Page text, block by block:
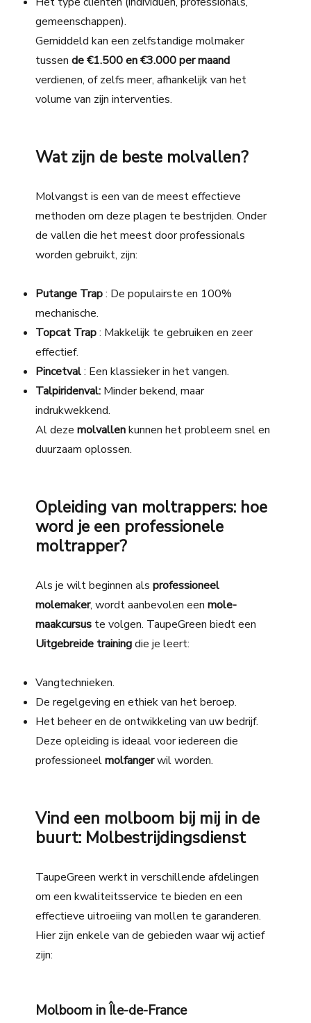
gemeenschappen).
Gemiddeld kan een zelfstandige molmaker
tussende €1.500 en €3.000 per maand
verdienen, of zelfs meer, afhankelijk van het
volume van zijn interventies.
Wat zijn de beste molvallen?
Molvangstis een van de meest effectieve
methoden om deze plagen te bestrijden. Onder
de vallen die het meest door professionals
worden gebruikt, zijn:
Putange Trap: De populairste en 100%
mechanische.
Topcat Trap: Makkelijk te gebruiken en zeer
effectief.
Pincetval: Een klassieker in het vangen.
Talpiridenval: Minder bekend, maar
indrukwekkend.
Al dezemolvallenkunnen het probleem snel en
duurzaam oplossen.
Opleiding van moltrappers: hoe
word je een professionele
moltrapper?
Als je wilt beginnen alsprofessioneel
molemaker, wordt aanbevolen eenmole-
maakcursus te volgen. TaupeGreen biedt een
Uitgebreide trainingdie je leert:
Vangtechnieken.
De regelgeving en ethiek van het beroep.
Het beheer en de ontwikkeling van uw bedrijf.
Deze opleiding is ideaal voor iedereen die
professioneelmolfangerwil worden.
Vind een molboom bij mij in de
buurt: Molbestrijdingsdienst
TaupeGreen werkt in verschillende afdelingen
om een kwaliteitsservice te bieden en een
effectieve uitroeiing van mollen te garanderen.
Hier zijn enkele van de gebieden waar wij actief
zijn:
Molboom in Île-de-France